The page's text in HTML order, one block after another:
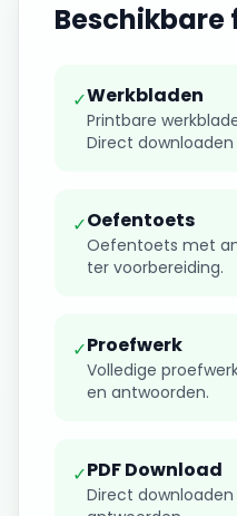
✓Werkbladen
Printbare
Direct downloaden
✓Oefentoets
Oefentoets met
ter voorbereiding.
✓Proefwerk
Volledige
en antwoorden.
✓PDF Download
Direct